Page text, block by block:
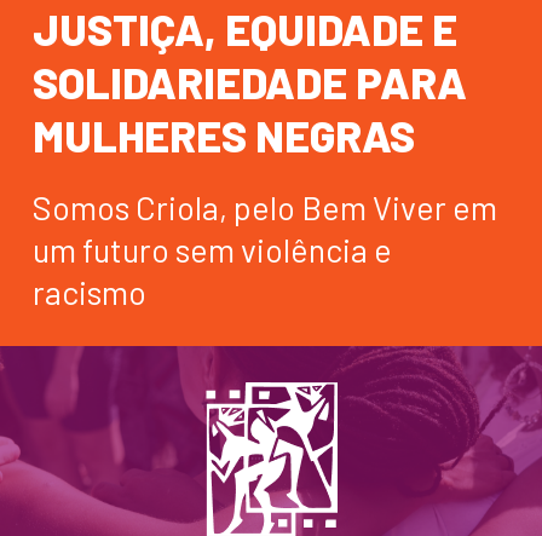
JUSTIÇA, EQUIDADE E
SOLIDARIEDADE PARA
MULHERES NEGRAS
Somos Criola, pelo Bem Viver em
um futuro sem violência e
racismo